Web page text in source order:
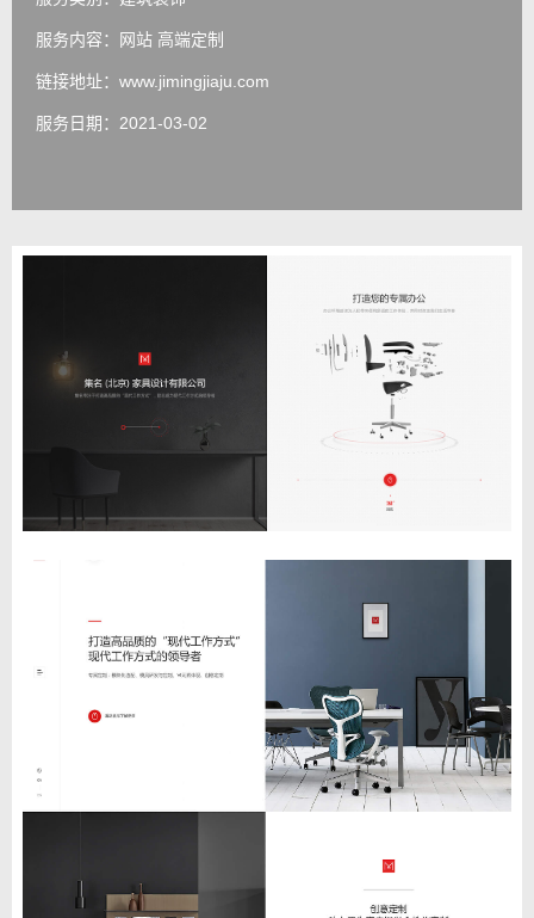
服务内容： 网站 高端定制
链接地址： www.jimingjiaju.com
服务日期：2021-03-02